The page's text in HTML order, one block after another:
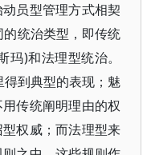
员型管理方式相契
的统治类型，即传统
)和法理型统治。
得到典型的表现；魅
传统阐明理由的权
权威；而法理型来